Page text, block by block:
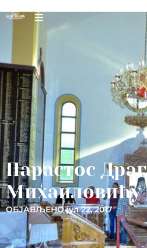
Парастос
Михаиловићу
ОБЈАВЉЕНО јул 22, 2017